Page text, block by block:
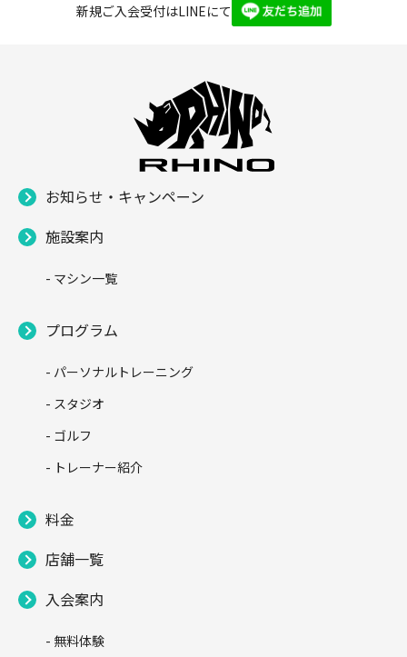
新規ご入会受付はLINEにて
お知らせ・キャンペーン
施設案内
- マシン一覧
プログラム
- パーソナルトレーニング
- スタジオ
- ゴルフ
- トレーナー紹介
料金
店舗一覧
入会案内
- 無料体験